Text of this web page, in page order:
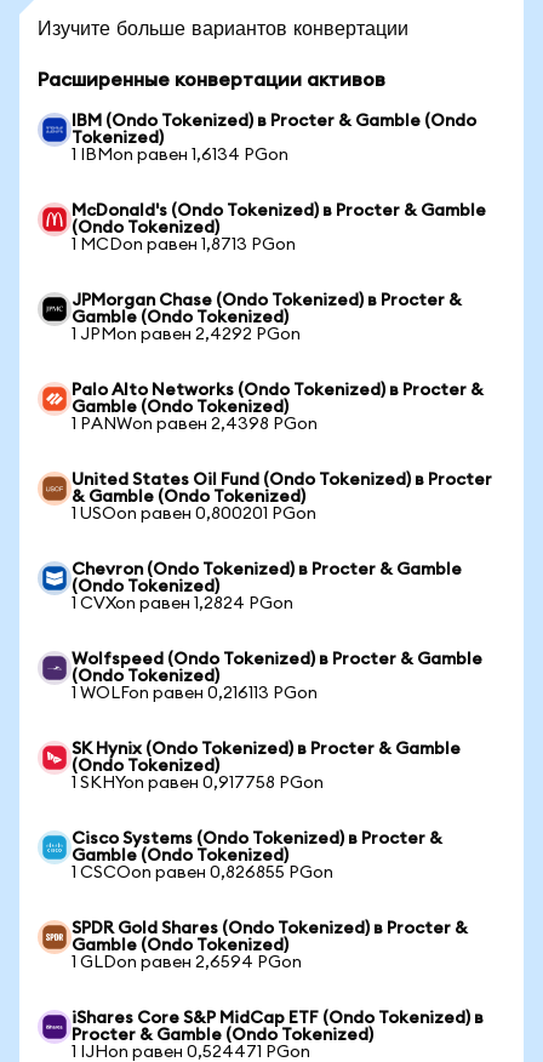
Изучите больше вариантов конвертации
Расширенные конвертации активов
IBM (Ondo Tokenized) в Procter & Gamble (Ondo
Tokenized)
1 IBMon равен 1,6134 PGon
McDonald's (Ondo Tokenized) в Procter & Gamble
(Ondo Tokenized)
1 MCDon равен 1,8713 PGon
JPMorgan Chase (Ondo Tokenized) в Procter &
Gamble (Ondo Tokenized)
1 JPMon равен 2,4292 PGon
Palo Alto Networks (Ondo Tokenized) в Procter &
Gamble (Ondo Tokenized)
1 PANWon равен 2,4398 PGon
United States Oil Fund (Ondo Tokenized) в Procter
& Gamble (Ondo Tokenized)
1 USOon равен 0,800201 PGon
Chevron (Ondo Tokenized) в Procter & Gamble
(Ondo Tokenized)
1 CVXon равен 1,2824 PGon
Wolfspeed (Ondo Tokenized) в Procter & Gamble
(Ondo Tokenized)
1 WOLFon равен 0,216113 PGon
SK Hynix (Ondo Tokenized) в Procter & Gamble
(Ondo Tokenized)
1 SKHYon равен 0,917758 PGon
Cisco Systems (Ondo Tokenized) в Procter &
Gamble (Ondo Tokenized)
1 CSCOon равен 0,826855 PGon
SPDR Gold Shares (Ondo Tokenized) в Procter &
Gamble (Ondo Tokenized)
1 GLDon равен 2,6594 PGon
iShares Core S&P MidCap ETF (Ondo Tokenized) в
Procter & Gamble (Ondo Tokenized)
1 IJHon равен 0,524471 PGon